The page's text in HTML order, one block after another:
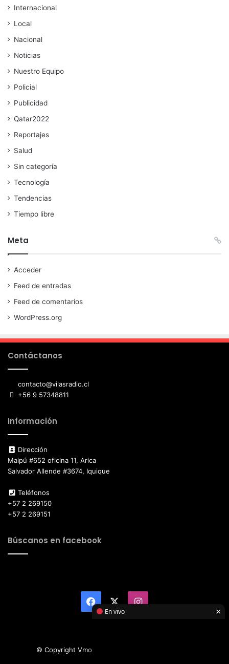
Internacional
Local
Nacional
Noticias
Nuestro Equipo
Policial
Publicidad
Qatar2022
Reportajes
Salud
Sin categoría
Tecnología
Tendencias
Tiempo libre
Meta
Acceder
Feed de entradas
Feed de comentarios
WordPress.org
Contáctanos
contacto@vilasradio.cl
+56 9 57348811
Información
Dirección
Maipú #652 oficina 11, Arica
Salvador Allende #3674, Iquique
Teléfonos
+57 2 269150
+57 2 269151
Búscanos en facebook
Facebook Instagram
© Copyright Vmotor TI 2026, All Rights Reserved
En vivo ×